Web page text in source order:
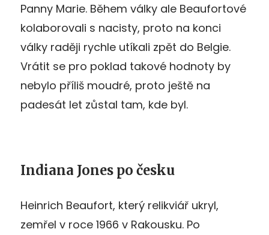
Panny Marie. Během války ale Beaufortové
kolaborovali s nacisty, proto na konci
války raději rychle utíkali zpět do Belgie.
Vrátit se pro poklad takové hodnoty by
nebylo příliš moudré, proto ještě na
padesát let zůstal tam, kde byl.
Indiana Jones po česku
Heinrich Beaufort, který relikviář ukryl,
zemřel v roce 1966 v Rakousku. Po